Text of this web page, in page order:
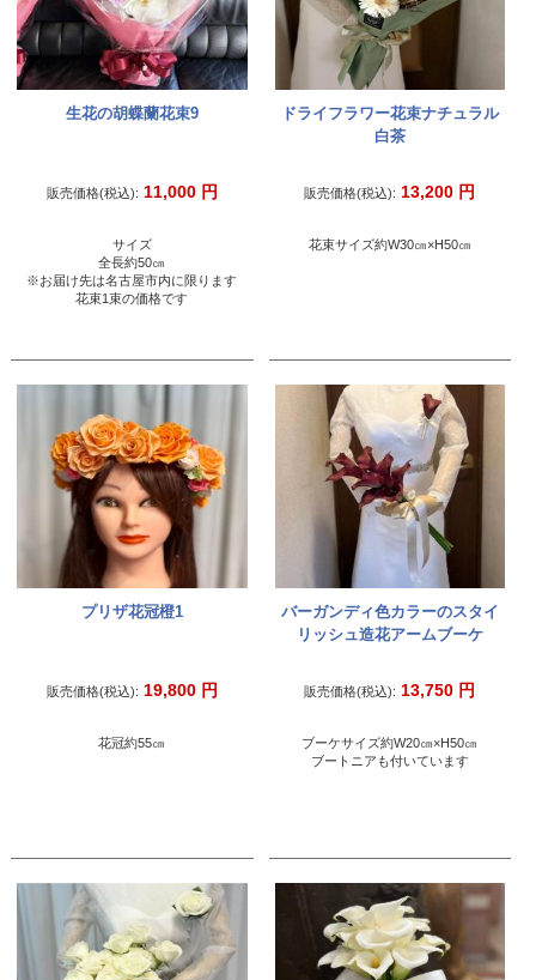
生花の胡蝶蘭花束9
販売価格(税込): 11,000 円
サイズ
全長約50㎝
※お届け先は名古屋市内に限ります
花束1束の価格です
ドライフラワー花束ナチュラル
白茶
販売価格(税込): 13,200 円
花束サイズ約W30㎝×H50㎝
プリザ花冠橙1
販売価格(税込): 19,800 円
花冠約55㎝
バーガンディ色カラーのスタイ
リッシュ造花アームブーケ
販売価格(税込): 13,750 円
ブーケサイズ約W20㎝×H50㎝
ブートニアも付いています